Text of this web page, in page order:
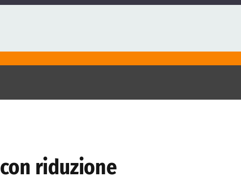
riduzione